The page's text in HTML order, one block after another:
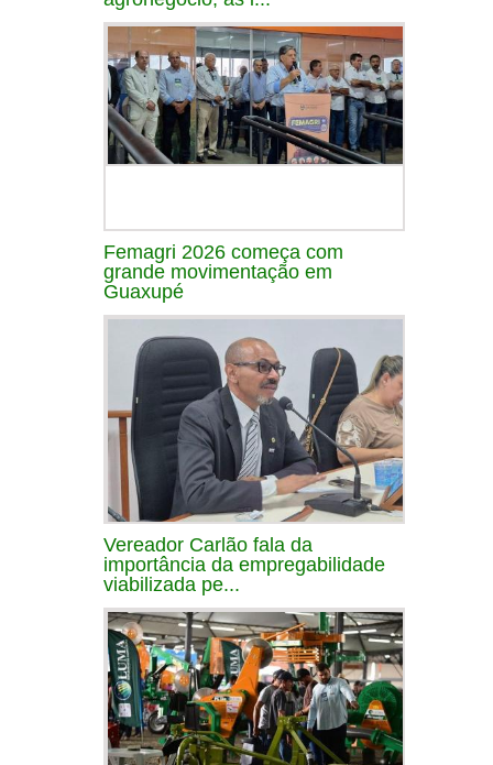
Femagri 2026 começa com
grande movimentação em
Guaxupé
Vereador Carlão fala da
importância da empregabilidade
viabilizada pe...